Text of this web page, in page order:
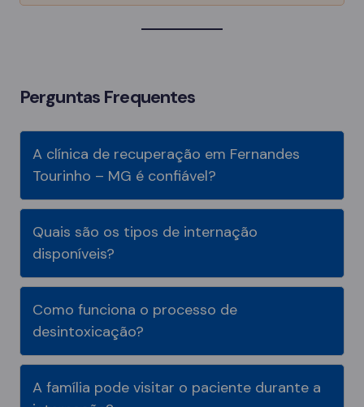
Perguntas Frequentes
A clínica de recuperação em Fernandes
Tourinho – MG é confiável?
Quais são os tipos de internação
disponíveis?
Como funciona o processo de
desintoxicação?
A família pode visitar o paciente durante a